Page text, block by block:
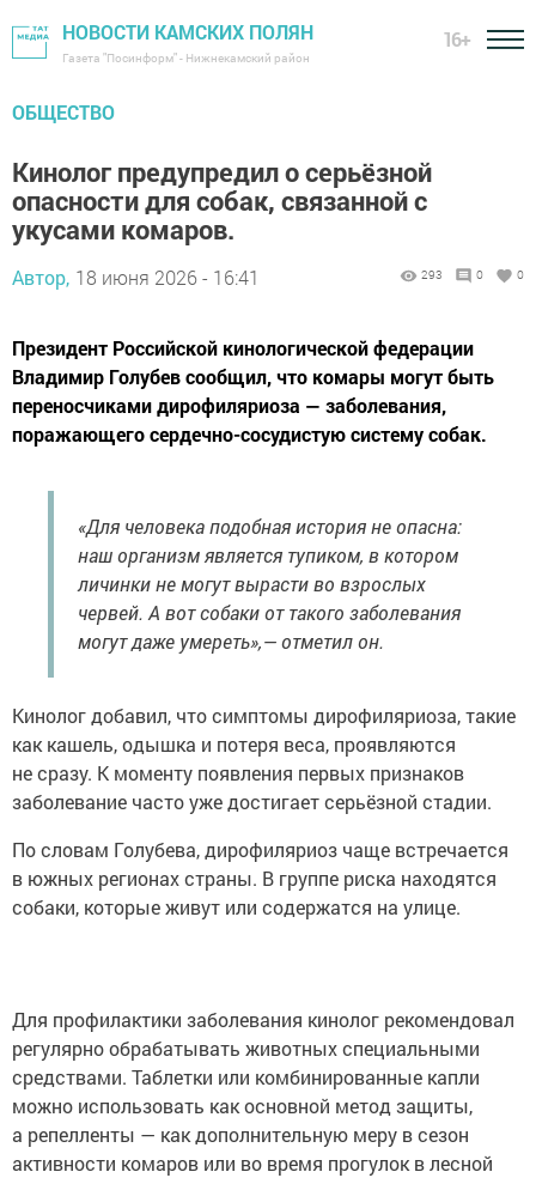
НОВОСТИ КАМСКИХ ПОЛЯН
Газета "Посинформ" - Нижнекамский район
16+
ОБЩЕСТВО
Кинолог предупредил о серьёзной
опасности для собак, связанной с
укусами комаров.
Автор, 18 июня 2026 - 16:41 293 0 0
Президент Российской кинологической федерации
Владимир Голубев сообщил, что комары могут быть
переносчиками дирофиляриоза — заболевания,
поражающего сердечно-сосудистую систему собак.
«Для человека подобная история не опасна:
наш организм является тупиком, в котором
личинки не могут вырасти во взрослых
червей. А вот собаки от такого заболевания
могут даже умереть»,— отметил он.
Кинолог добавил, что симптомы дирофиляриоза, такие
как кашель, одышка и потеря веса, проявляются
не сразу. К моменту появления первых признаков
заболевание часто уже достигает серьёзной стадии.
По словам Голубева, дирофиляриоз чаще встречается
в южных регионах страны. В группе риска находятся
собаки, которые живут или содержатся на улице.
Для профилактики заболевания кинолог рекомендовал
регулярно обрабатывать животных специальными
средствами. Таблетки или комбинированные капли
можно использовать как основной метод защиты,
а репелленты — как дополнительную меру в сезон
активности комаров или во время прогулок в лесной